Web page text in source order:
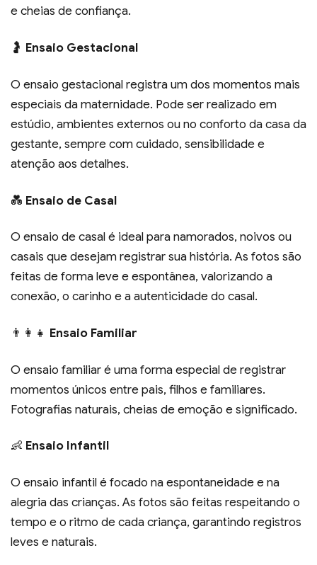
e cheias de confiança.
🤰 Ensaio Gestacional
O ensaio gestacional registra um dos momentos mais
especiais da maternidade. Pode ser realizado em
estúdio, ambientes externos ou no conforto da casa da
gestante, sempre com cuidado, sensibilidade e
atenção aos detalhes.
💑 Ensaio de Casal
O ensaio de casal é ideal para namorados, noivos ou
casais que desejam registrar sua história. As fotos são
feitas de forma leve e espontânea, valorizando a
conexão, o carinho e a autenticidade do casal.
👨‍👩‍👧 Ensaio Familiar
O ensaio familiar é uma forma especial de registrar
momentos únicos entre pais, filhos e familiares.
Fotografias naturais, cheias de emoção e significado.
👶 Ensaio Infantil
O ensaio infantil é focado na espontaneidade e na
alegria das crianças. As fotos são feitas respeitando o
tempo e o ritmo de cada criança, garantindo registros
leves e naturais.